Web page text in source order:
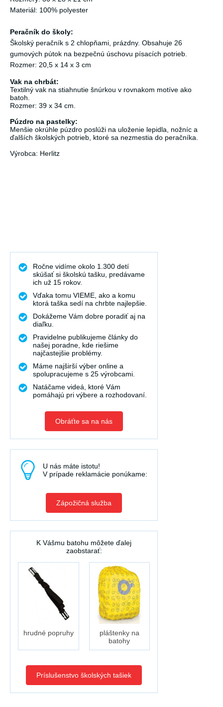
Materiál: 100% polyester
Peračník do školy:
Školský peračník s 2 chlopňami, prázdny. Obsahuje 26
gumových pútok na bezpečnú úschovu písacích potrieb.
Rozmer: 20,5 x 14 x 3 cm
Vak na chrbát:
Textilný vak na stiahnutie šnúrkou v rovnakom motíve ako
batoh.
Rozmer: 39 x 34 cm.
Púzdro na pastelky:
Menšie okrúhle púzdro poslúži na uloženie lepidla, nožníc a
ďalších školských potrieb, ktoré sa nezmestia do peračníka.
Výrobca: Herlitz
Ročne vidíme okolo 1.300 detí
skúšať si školskú tašku, predávame
ich už 15 rokov.
Vďaka tomu VIEME, ako a komu
ktorá taška sedí na chrbte najlepšie.
Dokážeme Vám dobre poradiť aj na
diaľku.
Pravidelne publikujeme články do
našej poradne, kde riešime
najčastejšie problémy.
Máme najširší výber online a
spolupracujeme s 25 výrobcami.
Natáčame videá, ktoré Vám
pomáhajú pri výbere a rozhodovaní.
Obráťte sa na nás
U nás máte istotu!
V prípade reklamácie ponúkame:
Zápožičná služba
K Vášmu batohu môžete ďalej
zaobstarať:
hrudné popruhy
pláštenky na
batohy
Príslušenstvo školských tašiek